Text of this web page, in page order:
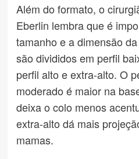
Além do formato, o
Eberlin lembra que é
tamanho e a dimensão
são divididos em perfil
perfil alto e extra-alto. O
moderado é maior na
deixa o colo menos
extra-alto dá mais
mamas.